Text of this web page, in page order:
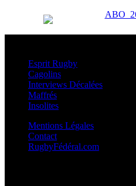
Esprit Rugby
Cagolins
Interviews Décalées
Maffrés
Insolites
Mentions Légales
Contact
RugbyFédéral.com